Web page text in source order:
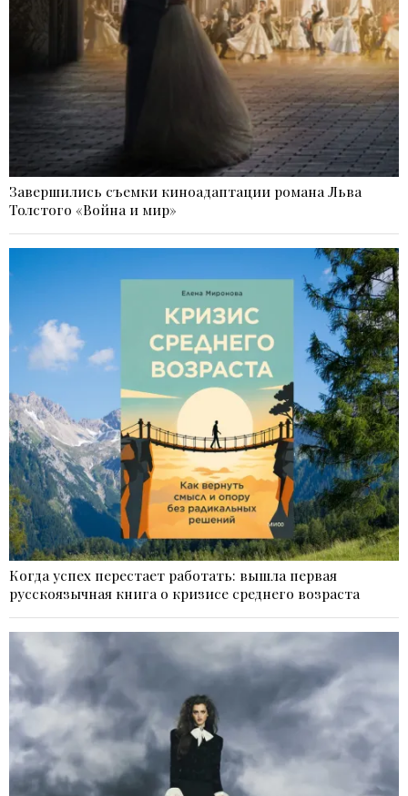
Завершились съемки киноадаптации романа Льва
Толстого «Война и мир»
Когда успех перестает работать: вышла первая
русскоязычная книга о кризисе среднего возраста